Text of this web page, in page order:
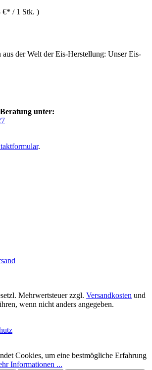
€* / 1 Stk. )
der Welt der Eis-Herstellung: Unser Eis-
unter:
.
Mehrwertsteuer zzgl. Versandkosten und
wenn nicht anders angegeben.
Cookies, um eine bestmögliche Erfahrung
Informationen ...